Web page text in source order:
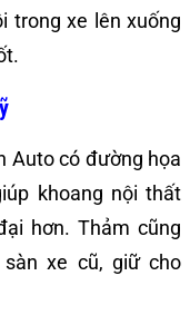
trong xe lên xuống
Auto có đường họa
khoang nội thất
hơn. Thảm cũng
xe cũ, giữ cho